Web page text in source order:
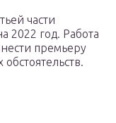
части
2022 год. Работа
премьеру